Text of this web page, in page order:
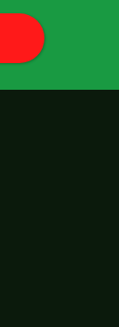
近却出
不公平
一直认